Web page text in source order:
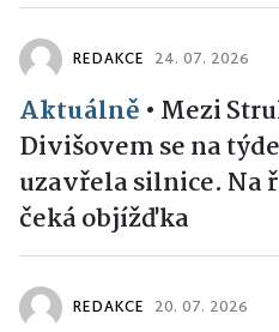
REDAKCE 24. 07. 2026
Aktuálně • Mezi
Divišovem se na
uzavřela silnice. Na
čeká objížďka
REDAKCE 20. 07. 2026